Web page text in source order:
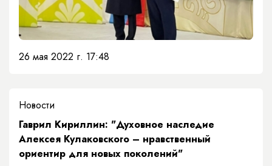
26 мая 2022 г. 17:48
Новости
Гаврил Кириллин: "Духовное наследие
Алексея Кулаковского – нравственный
ориентир для новых поколений"